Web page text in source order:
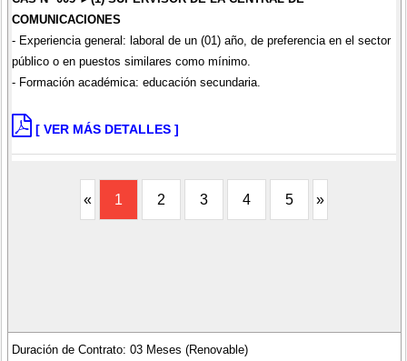
COMUNICACIONES
- Experiencia general: laboral de un (01) año, de preferencia en el sector
público o en puestos similares como mínimo.
- Formación académica: educación secundaria.
[ VER MÁS DETALLES ]
« 1 2 3 4 5 »
Duración de Contrato: 03 Meses (Renovable)